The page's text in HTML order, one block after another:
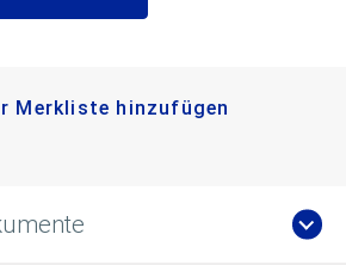
Merkliste hinzufügen